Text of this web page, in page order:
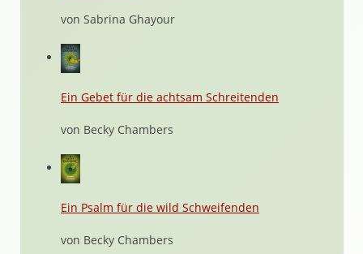
von Sabrina Ghayour
Ein Gebet für die achtsam Schreitenden
von Becky Chambers
Ein Psalm für die wild Schweifenden
von Becky Chambers